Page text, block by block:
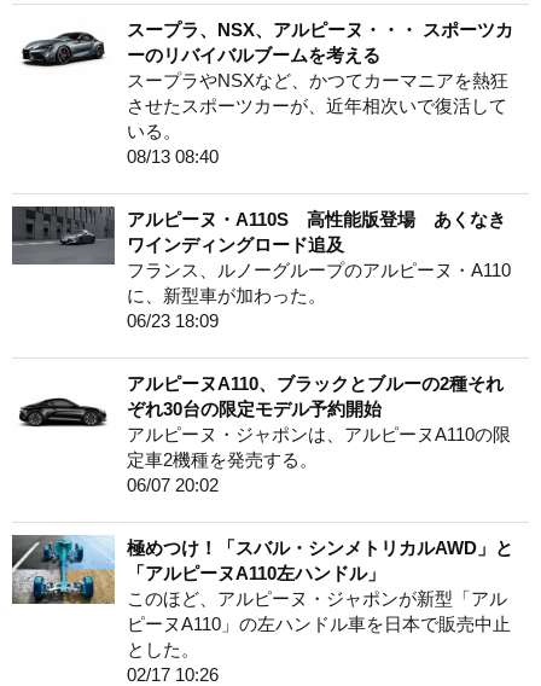
スープラ、NSX、アルピーヌ・・・ スポーツカ
ーのリバイバルブームを考える
スープラやNSXなど、かつてカーマニアを熱狂
させたスポーツカーが、近年相次いで復活して
いる。
08/13 08:40
アルピーヌ・A110S 高性能版登場 あくなき
ワインディングロード追及
フランス、ルノーグループのアルピーヌ・A110
に、新型車が加わった。
06/23 18:09
アルピーヌA110、ブラックとブルーの2種それ
ぞれ30台の限定モデル予約開始
アルピーヌ・ジャポンは、アルピーヌA110の限
定車2機種を発売する。
06/07 20:02
極めつけ！「スバル・シンメトリカルAWD」と
「アルピーヌA110左ハンドル」
このほど、アルピーヌ・ジャポンが新型「アル
ピーヌA110」の左ハンドル車を日本で販売中止
とした。
02/17 10:26